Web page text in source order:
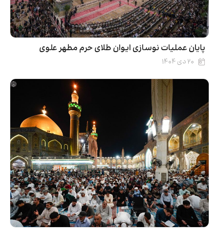
پایان عملیات نوسازی ایوان طلای حرم مطهر علوی
۲۰ دی ۱۴۰۴